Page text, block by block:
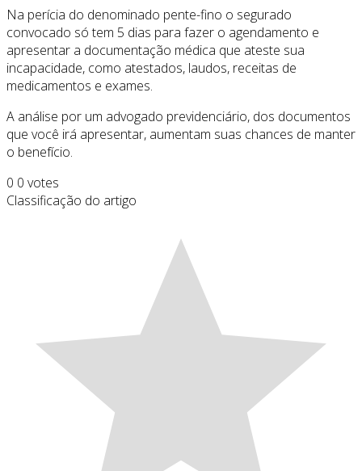
Na perícia do denominado pente-fino o segurado
convocado só tem 5 dias para fazer o agendamento e
apresentar a documentação médica que ateste sua
incapacidade, como atestados, laudos, receitas de
medicamentos e exames.
A análise por um advogado previdenciário, dos documentos
que você irá apresentar, aumentam suas chances de manter
o benefício.
0 0 votes
Classificação do artigo